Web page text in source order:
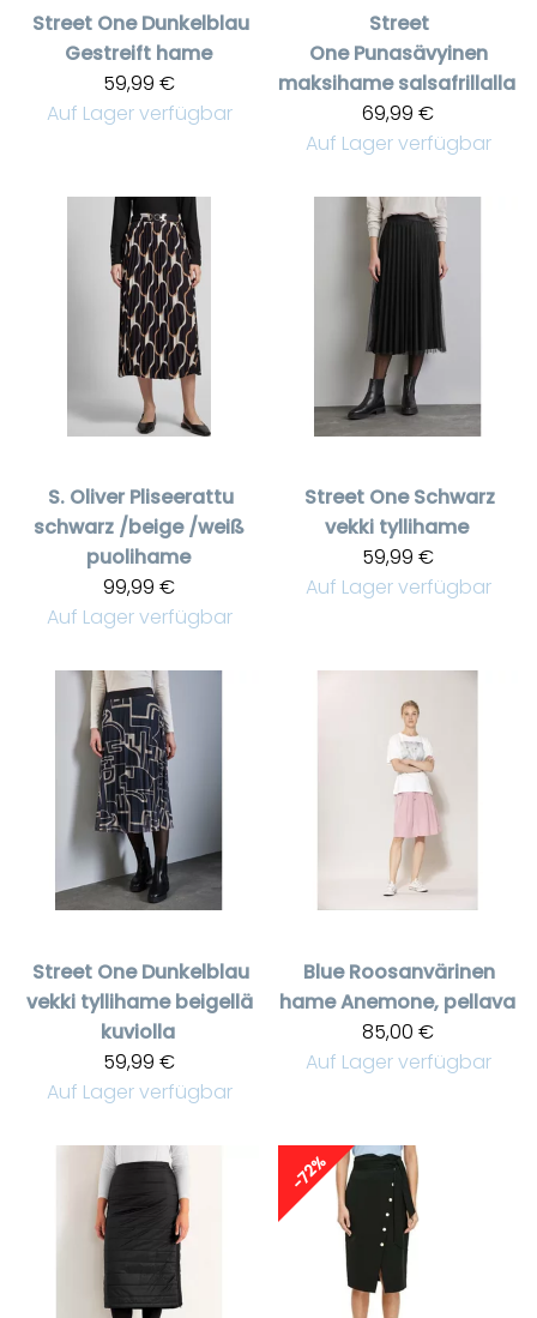
Street One Dunkelblau
Gestreift hame
59,99 €
Auf Lager verfügbar
Street
One Punasävyinen
maksihame salsafrillalla
69,99 €
Auf Lager verfügbar
S. Oliver Pliseerattu
schwarz /beige /weiß
puolihame
99,99 €
Auf Lager verfügbar
Street One Schwarz
vekki tyllihame
59,99 €
Auf Lager verfügbar
Street One Dunkelblau
vekki tyllihame beigellä
kuviolla
59,99 €
Auf Lager verfügbar
Blue Roosanvärinen
hame Anemone, pellava
85,00 €
Auf Lager verfügbar
-72%